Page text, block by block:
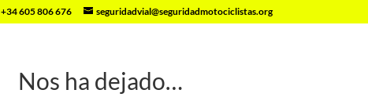
+34 605 806 676 seguridadvial@seguridadmotociclistas.org
Nos ha dejado…